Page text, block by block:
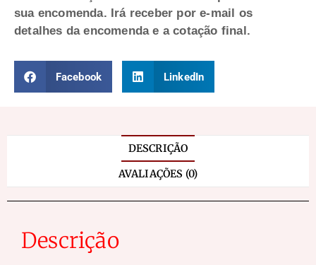
sua encomenda. Irá receber por e-mail os
detalhes da encomenda e a cotação final.
Facebook LinkedIn
DESCRIÇÃO
AVALIAÇÕES (0)
Descrição